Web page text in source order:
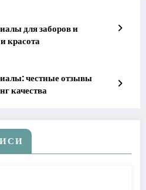
для заборов и
красота
честные отзывы
качества